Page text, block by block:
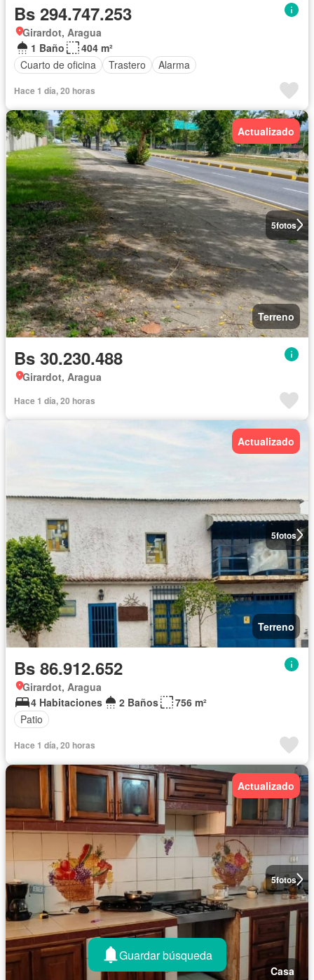
Bs 294.747.253
Girardot, Aragua
1 Baño
404 m²
Cuarto de oficina
Trastero Alarma
Hace 1 día, 20 horas
5fotos
Actualizado
Terreno
Bs 30.230.488
Girardot, Aragua
Hace 1 día, 20 horas
5fotos
Actualizado
Terreno
Bs 86.912.652
Girardot, Aragua
4 Habitaciones
2 Baños
756 m²
Patio
Hace 1 día, 20 horas
5fotos
Actualizado
Casa
Guardar búsqueda